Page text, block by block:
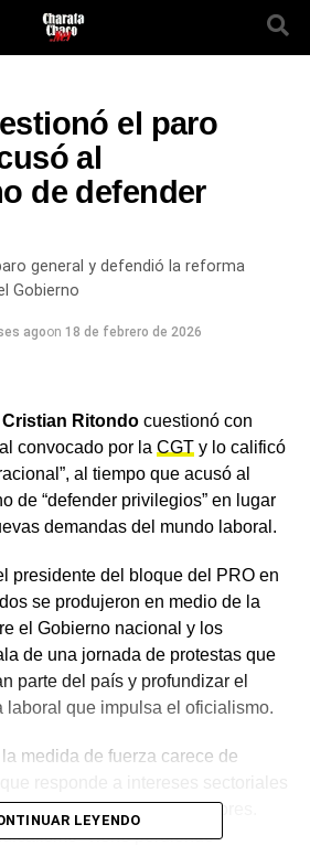
el paro
al
de defender
general y defendió la reforma
Gobierno
agoon 18 de febrero de 2026
Cristian Ritondocuestionó con
convocado por la CGTy lo calificó
al tiempo que acusó al
de “defender privilegios” en lugar
demandas del mundo laboral.
presidente del bloque del PRO en
se produjeron en medio de la
el Gobierno nacional y los
de una jornada de protestas que
parte del país y profundizar el
laboral que impulsa el oficialismo.
medida de fuerza carece de
genuina de los trabajadores.
“viene perdiendo
LEYENDO